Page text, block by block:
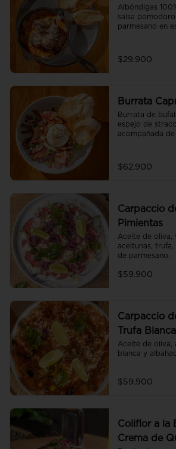
Albóndigas
salsa
parmesano en
$29.900
Burrata
Burrata de
espejo de
acompañada
pesto y
$62.900
Carpaccio
Pimientas
Aceite de oliva,
aceitunas, trufa,
de parmesano.
$59.900
Carpaccio
Trufa Blanca
Aceite de oliva,
blanca y
$59.900
Coliflor a la
Crema de